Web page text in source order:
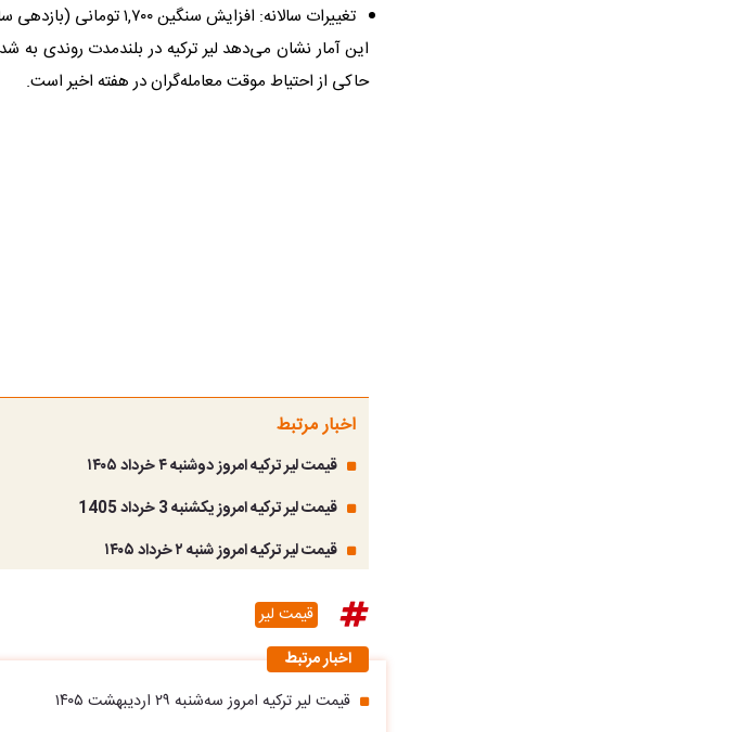
تغییرات سالانه: افزایش سنگین ۱,۷۰۰ تومانی (بازدهی سالانه بیش از ۸۰ درصد)
حاکی از احتیاط موقت معامله‌گران در هفته اخیر است.
اخبار مرتبط
قیمت لیر ترکیه امروز دوشنبه ۴ خرداد ۱۴۰۵
قیمت لیر ترکیه امروز یکشنبه 3 خرداد 1405
قیمت لیر ترکیه امروز شنبه ۲ خرداد ۱۴۰۵
قیمت لیر
اخبار مرتبط
قیمت لیر ترکیه امروز سه‌شنبه ۲۹ اردیبهشت ۱۴۰۵